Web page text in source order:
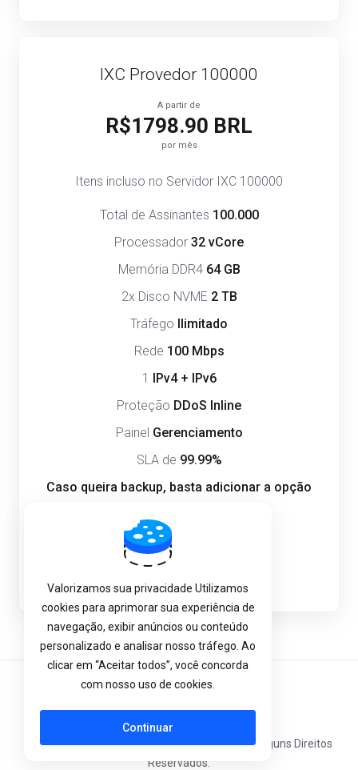
IXC Provedor 100000
A partir de
R$1798.90 BRL
por mês
Itens incluso no Servidor IXC 100000
Total de Assinantes 100.000
Processador 32 vCore
Memória DDR4 64 GB
2x Disco NVME 2 TB
Tráfego Ilimitado
Rede 100 Mbps
1 IPv4 + IPv6
Proteção DDoS Inline
Painel Gerenciamento
SLA de 99.99%
Caso queira backup, basta adicionar a opção
Assinar agora
Copyright © 2026 Mega Dedicados Networks. Alguns Direitos
Reservados.
Português
Valorizamos sua privacidade Utilizamos
cookies para aprimorar sua experiência de
navegação, exibir anúncios ou conteúdo
personalizado e analisar nosso tráfego. Ao
clicar em “Aceitar todos”, você concorda
com nosso uso de cookies.
Continuar